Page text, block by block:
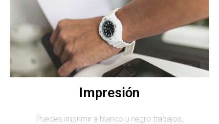
Impresión
Puedes imprimir a blanco u negro trabajos,